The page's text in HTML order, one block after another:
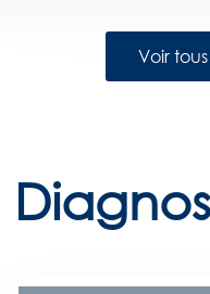
Voir